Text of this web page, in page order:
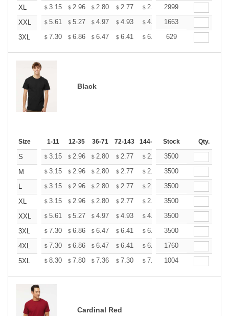
XL
$ 3.15 $ 2.96 $ 2.80 $ 2.77 $ 2.72 $2.70
2999
XXL
$ 5.61 $ 5.27 $ 4.97 $ 4.93 $ 4.85 $4.80
1663
3XL
$ 7.30 $ 6.86 $ 6.47 $ 6.41 $ 6.30 $6.25
629
Black
Size 1-11 12-35 36-71 72-143 144-287 288 + More
Stock Qty.
S $ 3.15 $ 2.96 $ 2.80 $ 2.77 $ 2.72 $2.70
3500
M
$ 3.15 $ 2.96 $ 2.80 $ 2.77 $ 2.72 $2.70
3500
L
$ 3.15 $ 2.96 $ 2.80 $ 2.77 $ 2.72 $2.70
3500
XL
$ 3.15 $ 2.96 $ 2.80 $ 2.77 $ 2.72 $2.70
3500
XXL
$ 5.61 $ 5.27 $ 4.97 $ 4.93 $ 4.85 $4.80
3500
3XL
$ 7.30 $ 6.86 $ 6.47 $ 6.41 $ 6.30 $6.25
3500
4XL
$ 7.30 $ 6.86 $ 6.47 $ 6.41 $ 6.30 $6.25
1760
5XL
$ 8.30 $ 7.80 $ 7.36 $ 7.30 $ 7.17 $7.11
1004
Cardinal Red